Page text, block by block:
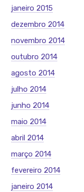
janeiro 2015
dezembro 2014
novembro 2014
outubro 2014
agosto 2014
julho 2014
junho 2014
maio 2014
abril 2014
março 2014
fevereiro 2014
janeiro 2014